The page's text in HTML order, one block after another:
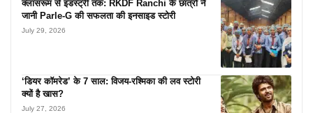
क्लासरूम से इंडस्ट्री तक: RKDF Ranchi के छात्रों ने
जानी Parle-G की सफलता की इनसाइड स्टोरी
July 29, 2026
‘डियर कॉमरेड’ के 7 साल: विजय-रश्मिका की लव स्टोरी
क्यों है खास?
July 27, 2026